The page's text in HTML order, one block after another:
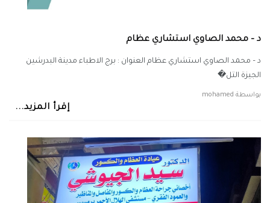
د – محمد الصاوي استشاري عظام
د – محمد الصاوي استشاري عظام العنوان : برج الاطباء مدينة البدرشين
الجيزة التل�
بواسطة mohamed
إقرأ المزيد...